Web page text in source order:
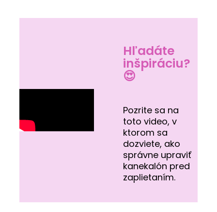
Hľadáte
inšpiráciu?
😍
Pozrite sa na
toto video, v
ktorom sa
dozviete, ako
správne upraviť
kanekalón pred
zaplietaním.